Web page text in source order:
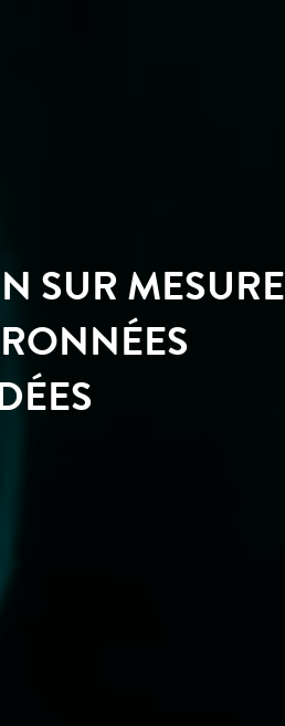
SUR MESURE